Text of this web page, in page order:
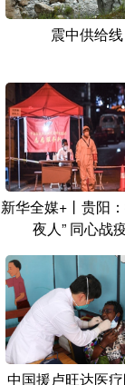
震中供给线
新华全媒+丨贵阳
夜人” 同心战
中国援卢旺达医